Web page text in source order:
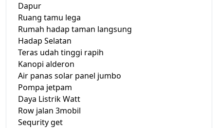
Dapur
Ruang tamu lega
Rumah hadap taman langsung
Hadap Selatan
Teras udah tinggi rapih
Kanopi alderon
Air panas solar panel jumbo
Pompa jetpam
Daya Listrik Watt
Row jalan 3mobil
Sequrity get